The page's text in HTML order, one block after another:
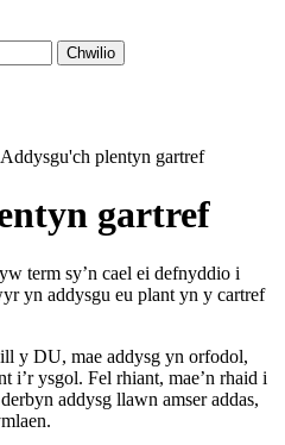
Chwilio
Addysgu'ch plentyn gartref
gartref
term sy’n cael ei defnyddio i
yn addysgu eu plant yn y cartref
y DU, mae addysg yn orfodol,
i’r ysgol. Fel rhiant, mae’n rhaid i
addysg llawn amser addas,